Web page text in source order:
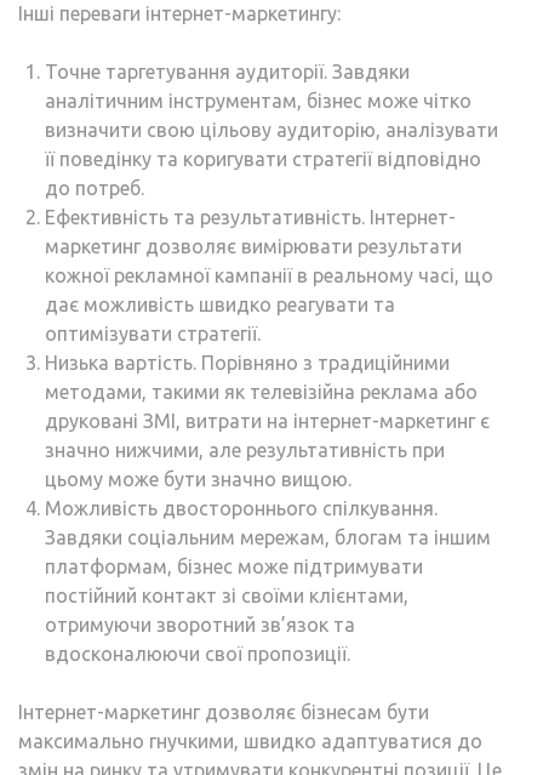
Інші переваги інтернет-маркетингу:
Точне таргетування аудиторії. Завдяки
аналітичним інструментам, бізнес може чітко
визначити свою цільову аудиторію, аналізувати
її поведінку та коригувати стратегії відповідно
до потреб.
Ефективність та результативність. Інтернет-
маркетинг дозволяє вимірювати результати
кожної рекламної кампанії в реальному часі, що
дає можливість швидко реагувати та
оптимізувати стратегії.
Низька вартість. Порівняно з традиційними
методами, такими як телевізійна реклама або
друковані ЗМІ, витрати на інтернет-маркетинг є
значно нижчими, але результативність при
цьому може бути значно вищою.
Можливість двостороннього спілкування.
Завдяки соціальним мережам, блогам та іншим
платформам, бізнес може підтримувати
постійний контакт зі своїми клієнтами,
отримуючи зворотний зв’язок та
вдосконалюючи свої пропозиції.
Інтернет-маркетинг дозволяє бізнесам бути
максимально гнучкими, швидко адаптуватися до
змін на ринку та утримувати конкурентні позиції. Це